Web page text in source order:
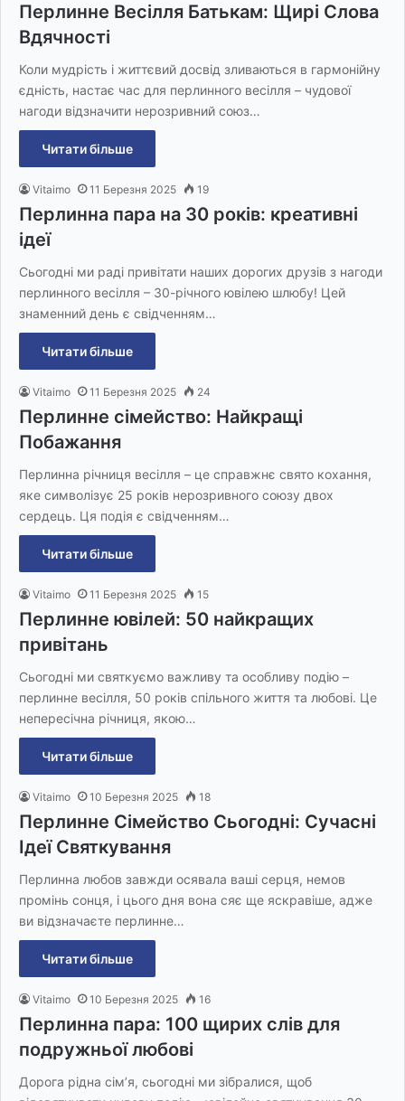
Перлинне Весілля Батькам: Щирі Слова
Вдячності
Коли мудрість і життєвий досвід зливаються в гармонійну
єдність, настає час для перлинного весілля – чудової
нагоди відзначити нерозривний союз…
Читати більше
Vitaimo 11 Березня 2025 19
Перлинна пара на 30 років: креативні
ідеї
Сьогодні ми раді привітати наших дорогих друзів з нагоди
перлинного весілля – 30-річного ювілею шлюбу! Цей
знаменний день є свідченням…
Читати більше
Vitaimo 11 Березня 2025 24
Перлинне сімейство: Найкращі
Побажання
Перлинна річниця весілля – це справжнє свято кохання,
яке символізує 25 років нерозривного союзу двох
сердець. Ця подія є свідченням…
Читати більше
Vitaimo 11 Березня 2025 15
Перлинне ювілей: 50 найкращих
привітань
Сьогодні ми святкуємо важливу та особливу подію –
перлинне весілля, 50 років спільного життя та любові. Це
непересічна річниця, якою…
Читати більше
Vitaimo 10 Березня 2025 18
Перлинне Сімейство Сьогодні: Сучасні
Ідеї Святкування
Перлинна любов завжди осявала ваші серця, немов
промінь сонця, і цього дня вона сяє ще яскравіше, адже
ви відзначаєте перлинне…
Читати більше
Vitaimo 10 Березня 2025 16
Перлинна пара: 100 щирих слів для
подружньої любові
Дорога рідна сім’я, сьогодні ми зібралися, щоб